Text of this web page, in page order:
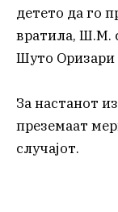
детето да го
вратила, Ш.М.
Шуто Оризари
За настанот
преземаат
случајот.